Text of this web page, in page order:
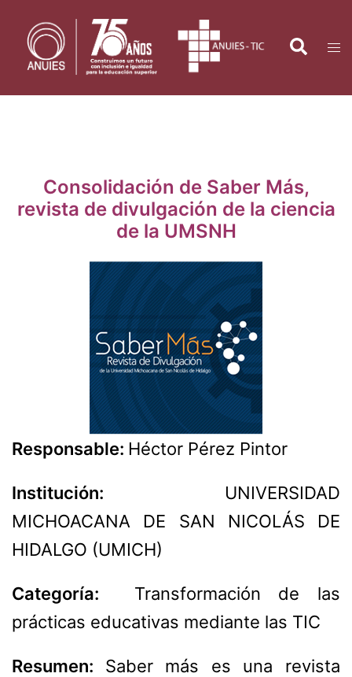
contenido
Search
Consolidación de Saber Más,
revista de divulgación de la ciencia
de la UMSNH
Responsable: Héctor Pérez Pintor
Institución:
UNIVERSIDAD
MICHOACANA DE SAN NICOLÁS DE
HIDALGO (UMICH)
Categoría:
Transformación de las
prácticas educativas mediante las TIC
Resumen: Saber más es una revista